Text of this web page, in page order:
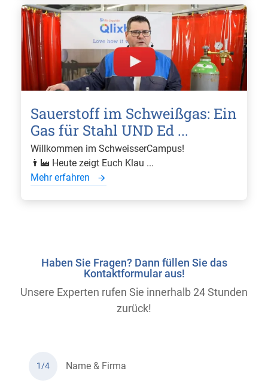
Sauerstoff im Schweißgas: Ein
Gas für Stahl UND Ed ...
Willkommen im SchweisserCampus!
👨‍🏭 Heute zeigt Euch Klau ...
Mehr erfahren
Haben Sie Fragen? Dann füllen Sie das
Kontaktformular aus!
Unsere Experten rufen Sie innerhalb 24 Stunden
zurück!
1/4 Name & Firma